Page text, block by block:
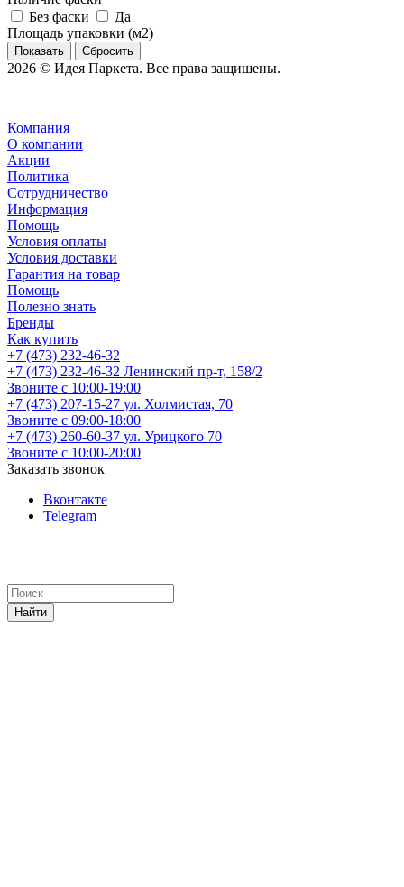
Без фаски
Да
Площадь упаковки (м2)
Сбросить
2026 © Идея Паркета. Все права защишены.
Компания
О компании
Акции
Политика
Сотрудничество
Информация
Помощь
Условия оплаты
Условия доставки
Гарантия на товар
Помощь
Полезно знать
Бренды
Как купить
+7 (473) 232-46-32
+7 (473) 232-46-32 Ленинский пр-т, 158/2
Звоните с 10:00-19:00
+7 (473) 207-15-27 ул. Холмистая, 70
Звоните с 09:00-18:00
+7 (473) 260-60-37 ул. Урицкого 70
Звоните с 10:00-20:00
Заказать звонок
Вконтакте
Telegram
Найти